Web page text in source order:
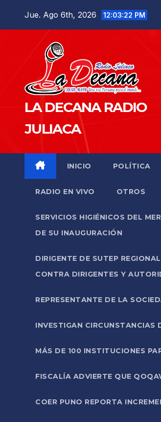
Jue. Ago 6th, 2026 12:03:23 PM
LA DECANA RADIO
JULIACA
INICIO POLÍTICA
RADIO EN VIVO OTROS
SERVICIOS HIGIÉNICOS DEL
DE SU INAUGURACIÓN
DIRIGENTE DE SUTEP
CONTRA DIRIGENTES Y
REPRESENTANTE DE LA
INVESTIGAN CIRCUNSTANCIAS
MÁS DE 100 INSTITUCIONES
FISCALÍA ADVIERTE QUE
COER PUNO REPORTA